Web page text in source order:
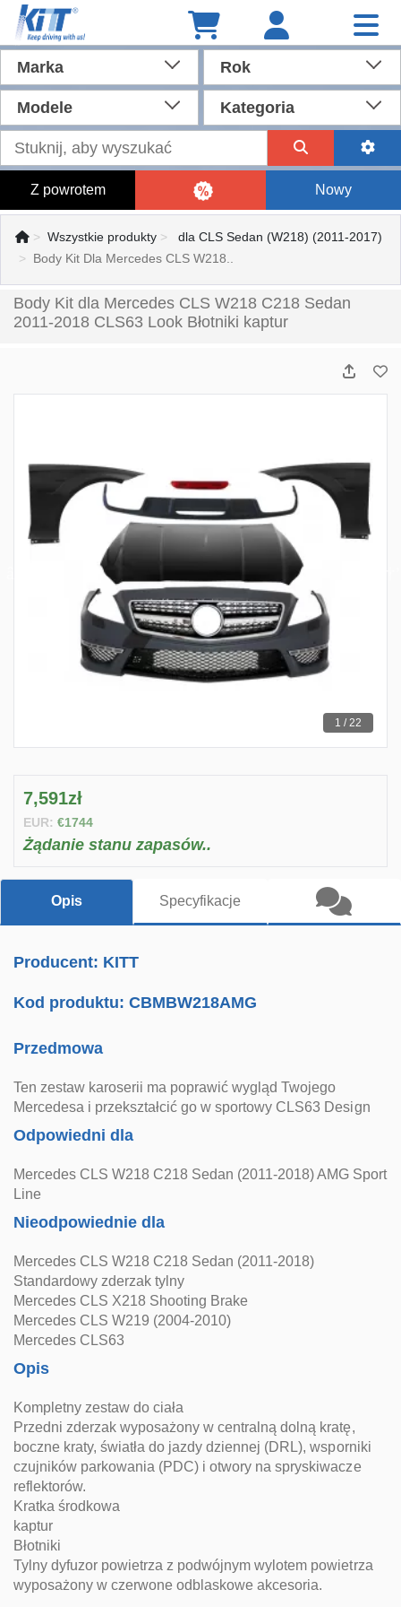
Marka Rok
Modele Kategoria
Z powrotem Nowy
Wszystkie produkty
dla CLS Sedan (W218) (2011-2017)
Body Kit Dla Mercedes CLS W218..
Body Kit dla Mercedes CLS W218 C218 Sedan
2011-2018 CLS63 Look Błotniki kaptur
1 / 22
7,591zł
EUR: €1744
Żądanie stanu zapasów..
Opis Specyfikacje
Producent: KITT
Kod produktu:CBMBW218AMG
Przedmowa
Ten zestaw karoserii ma poprawić wygląd Twojego
Mercedesa i przekształcić go w sportowy CLS63 Design
Odpowiedni dla
Mercedes CLS W218 C218 Sedan (2011-2018) AMG Sport
Line
Nieodpowiednie dla
Mercedes CLS W218 C218 Sedan (2011-2018)
Standardowy zderzak tylny
Mercedes CLS X218 Shooting Brake
Mercedes CLS W219 (2004-2010)
Mercedes CLS63
Opis
Kompletny zestaw do ciała
Przedni zderzak wyposażony w centralną dolną kratę,
boczne kraty, światła do jazdy dziennej (DRL), wsporniki
czujników parkowania (PDC) i otwory na spryskiwacze
reflektorów.
Kratka środkowa
kaptur
Błotniki
Tylny dyfuzor powietrza z podwójnym wylotem powietrza
wyposażony w czerwone odblaskowe akcesoria.